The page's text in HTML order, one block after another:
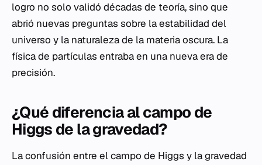
logro no solo validó décadas de teoría, sino que
abrió nuevas preguntas sobre la estabilidad del
universo y la naturaleza de la materia oscura. La
física de partículas entraba en una nueva era de
precisión.
¿Qué diferencia al campo de
Higgs de la gravedad?
La confusión entre el campo de Higgs y la gravedad